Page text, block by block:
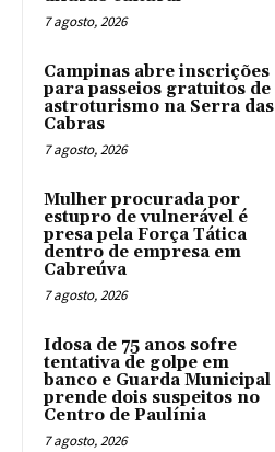
7 agosto, 2026
Campinas abre inscrições
para passeios gratuitos de
astroturismo na Serra das
Cabras
7 agosto, 2026
Mulher procurada por
estupro de vulnerável é
presa pela Força Tática
dentro de empresa em
Cabreúva
7 agosto, 2026
Idosa de 75 anos sofre
tentativa de golpe em
banco e Guarda Municipal
prende dois suspeitos no
Centro de Paulínia
7 agosto, 2026